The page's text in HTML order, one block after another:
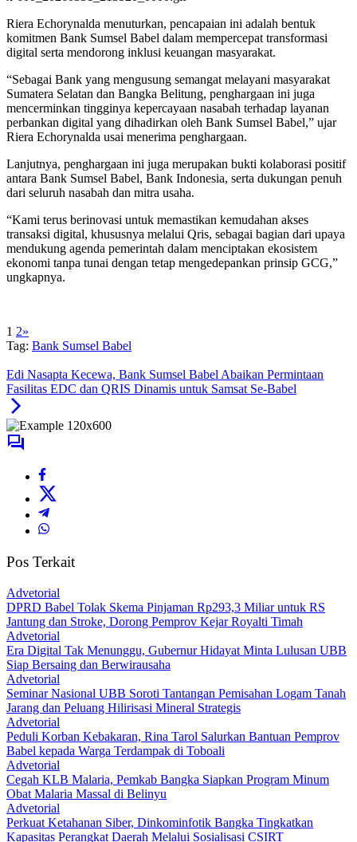
Riera Echorynalda menuturkan, pencapaian ini adalah bentuk
komitmen Bank Sumsel Babel dalam mempercepat transformasi
digital serta mendorong inklusi keuangan masyarakat.
“Sebagai Bank yang mengusung semangat melayani masyarakat
Sumatera Selatan dan Bangka Belitung, penghargaan ini juga
mencerminkan tingginya kepercayaan nasabah terhadap layanan
perbankan digital yang dihadirkan oleh Bank Sumsel Babel,” ujar
Riera Echorynalda usai menerima penghargaan.
Lanjutnya, penghargaan ini juga merupakan bukti kolaborasi positif
antara Bank Sumsel Babel, Bank Indonesia, serta dukungan penuh
dari seluruh nasabah dan mitra usaha.
“Kami terus berinovasi untuk memastikan kemudahan akses
transaksi digital, khususnya melalui Qris, sebagai bagian dari upaya
mendukung agenda pemerintah dalam menciptakan ekosistem
ekonomi tanpa tunai dengan tetap mengedepankan prinsip GCG,”
ungkapnya.
1 2»
Tag: Bank Sumsel Babel
Edi Nasapta Kecewa, Bank Sumsel Babel Abaikan Permintaan
Fasilitas EDC dan QRIS Dinamis untuk Samsat Se-Babel
Pos Terkait
Advetorial
DPRD Babel Tolak Skema Pinjaman Rp293,3 Miliar untuk RS
Jantung dan Stroke, Dorong Pemprov Kejar Royalti Timah
Advetorial
Era Digital Tak Menunggu, Gubernur Hidayat Minta Lulusan UBB
Siap Bersaing dan Berwirausaha
Advetorial
Seminar Nasional UBB Soroti Tantangan Pemisahan Logam Tanah
Jarang dan Peluang Hilirisasi Mineral Strategis
Advetorial
Peduli Korban Kebakaran, Rina Tarol Salurkan Bantuan Pemprov
Babel kepada Warga Terdampak di Toboali
Advetorial
Cegah KLB Malaria, Pemkab Bangka Siapkan Program Minum
Obat Malaria Massal di Belinyu
Advetorial
Perkuat Ketahanan Siber, Dinkominfotik Bangka Tingkatkan
Kapasitas Perangkat Daerah Melalui Sosialisasi CSIRT